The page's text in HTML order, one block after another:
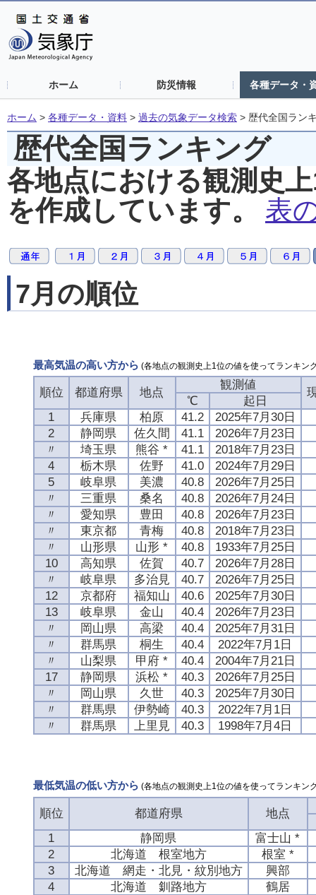
ホーム 防災情報 各種データ・
ホーム > 各種データ・資料 > 過去の気象データ検索 > 歴代全国ラン
歴代全国ランキング
各地点における観測史
を作成しています。
表
7月の順位
最高気温の高い方から (各地点の観測史上1位の値を使ってランキン
順位 都道府県 地点
観測値
℃
起日
1
兵庫県 柏原 41.2
2025年7月30日
2
静岡県 佐久間 41.1
2026年7月23日
〃
埼玉県 熊谷 * 41.1
2018年7月23日
4
栃木県 佐野 41.0
2024年7月29日
5
岐阜県 美濃 40.8
2026年7月25日
〃
三重県 桑名 40.8
2026年7月24日
〃
愛知県 豊田 40.8
2026年7月23日
〃
東京都 青梅 40.8
2018年7月23日
〃
山形県 山形 * 40.8
1933年7月25日
10
高知県 佐賀 40.7
2026年7月28日
〃
岐阜県 多治見 40.7
2026年7月25日
12
京都府 福知山 40.6
2025年7月30日
13
岐阜県 金山 40.4
2026年7月23日
〃
岡山県 高梁 40.4
2025年7月31日
〃
群馬県 桐生 40.4
2022年7月1日
〃
山梨県 甲府 * 40.4
2004年7月21日
17
静岡県 浜松 * 40.3
2026年7月25日
〃
岡山県 久世 40.3
2025年7月30日
〃
群馬県 伊勢崎 40.3
2022年7月1日
〃
群馬県 上里見 40.3 1998年7月4日
最低気温の低い方から (各地点の観測史上1位の値を使ってランキン
順位 都道府県
地点
1
静岡県
富士山 *
2
北海道 根室地方
根室 *
3
北海道 網走・北見・紋別地方
興部
4
北海道 釧路地方
鶴居